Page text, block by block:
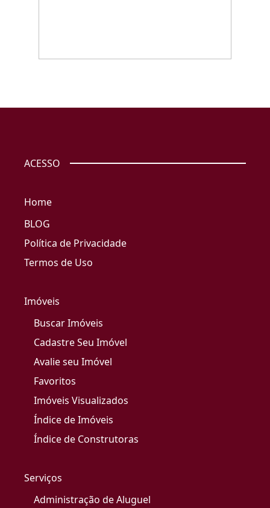
ACESSO
Home
BLOG
Política de Privacidade
Termos de Uso
Imóveis
Buscar Imóveis
Cadastre Seu Imóvel
Avalie seu Imóvel
Favoritos
Imóveis Visualizados
Índice de Imóveis
Índice de Construtoras
Serviços
Administração de Aluguel